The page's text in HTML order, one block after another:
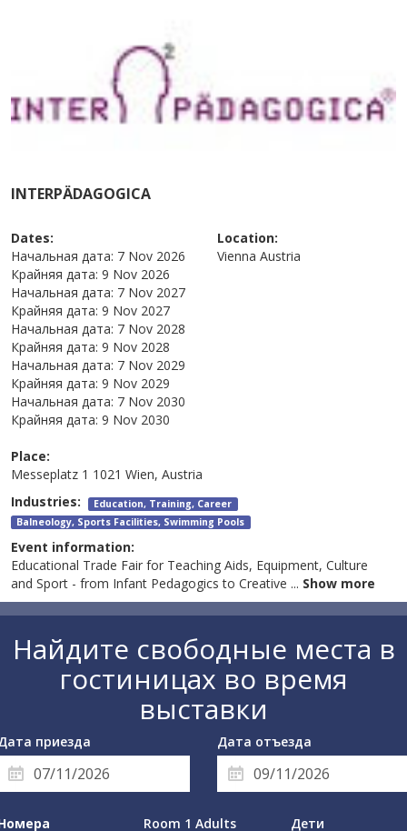
INTERPÄDAGOGICA
Dates:
Начальная дата: 7 Nov 2026
Крайняя дата: 9 Nov 2026
Начальная дата: 7 Nov 2027
Крайняя дата: 9 Nov 2027
Начальная дата: 7 Nov 2028
Крайняя дата: 9 Nov 2028
Начальная дата: 7 Nov 2029
Крайняя дата: 9 Nov 2029
Начальная дата: 7 Nov 2030
Крайняя дата: 9 Nov 2030
Location:
Vienna Austria
Place:
Messeplatz 1 1021 Wien, Austria
Industries: Education, Training, Career
Balneology, Sports Facilities, Swimming Pools
Event information:
Educational Trade Fair for Teaching Aids, Equipment, Culture
and Sport - from Infant Pedagogics to Creative ... Show more
Найдите свободные места в
гостиницах во время
выставки
приезда Дата отъезда
Room 1 Adults Дети